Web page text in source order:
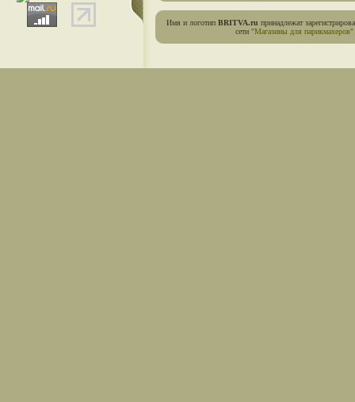
Имя и логотип BRITVA.ru принадлежат
сети "Магазины для парикмахеров"